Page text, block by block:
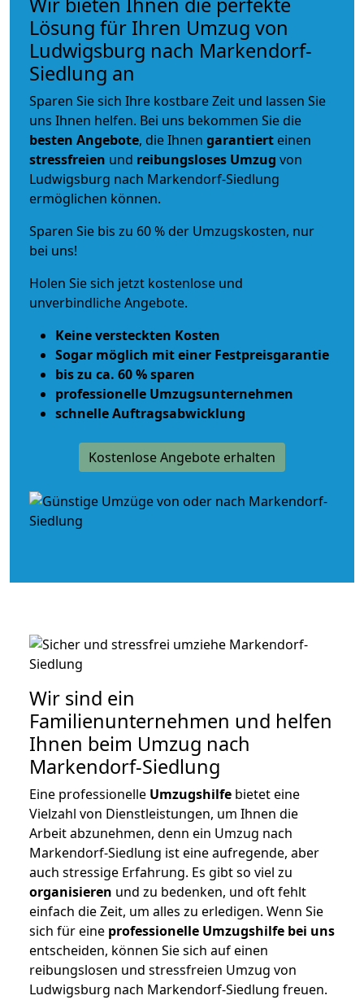
Lösung für Ihren Umzug von
Ludwigsburg nach Markendorf-
Siedlung an
Sparen Sie sich Ihre kostbare Zeit und lassen Sie
uns Ihnen helfen. Bei uns bekommen Sie die
besten Angebote, die Ihnen garantiert einen
stressfreien und reibungsloses Umzug von
Ludwigsburg nach Markendorf-Siedlung
ermöglichen können.
Sparen Sie bis zu 60 % der Umzugskosten, nur
bei uns!
Holen Sie sich jetzt kostenlose und
unverbindliche Angebote.
Keine versteckten Kosten
Sogar möglich mit einer Festpreisgarantie
bis zu ca. 60 % sparen
professionelle Umzugsunternehmen
schnelle Auftragsabwicklung
Kostenlose Angebote erhalten
Wir sind ein
Familienunternehmen und helfen
Ihnen beim Umzug nach
Markendorf-Siedlung
Eine professionelle Umzugshilfe bietet eine
Vielzahl von Dienstleistungen, um Ihnen die
Arbeit abzunehmen, denn ein Umzug nach
Markendorf-Siedlung ist eine aufregende, aber
auch stressige Erfahrung. Es gibt so viel zu
organisieren und zu bedenken, und oft fehlt
einfach die Zeit, um alles zu erledigen. Wenn Sie
sich für eine professionelle Umzugshilfe bei uns
entscheiden, können Sie sich auf einen
reibungslosen und stressfreien Umzug von
Ludwigsburg nach Markendorf-Siedlung freuen.